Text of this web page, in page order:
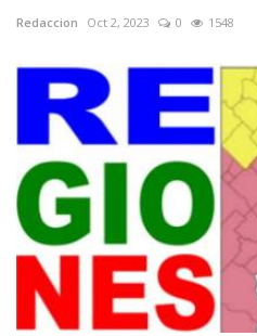
Redaccion Oct 2, 2023 0 1548